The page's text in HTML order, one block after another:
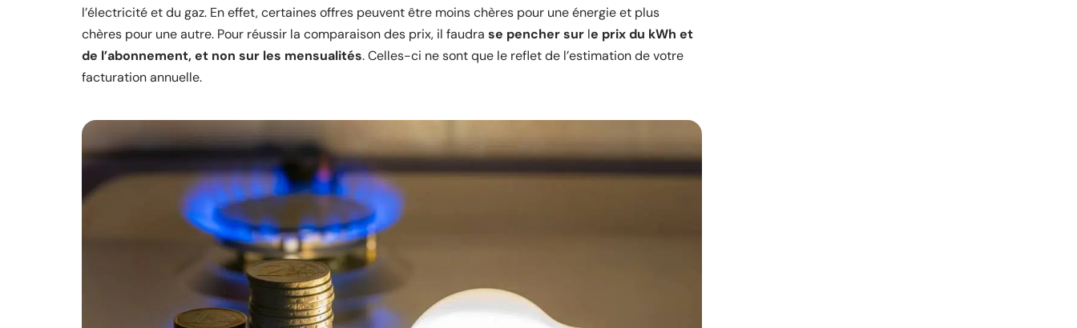
l’électricité et du gaz. En effet, certaines offres peuvent être moins chères pour une énergie et plus
chères pour une autre. Pour réussir la comparaison des prix, il faudra se pencher sur le prix du kWh et
de l’abonnement, et non sur les mensualités. Celles-ci ne sont que le reflet de l’estimation de votre
facturation annuelle.